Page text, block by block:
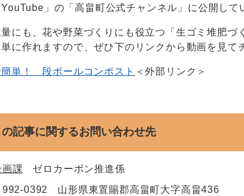
」の「高畠町公式チャンネル」に公開して
にも、花や野菜づくりにも役立つ「生ゴミ堆肥づ
に作れますので、ぜひ下のリンクから動画を見て
簡単！ 段ボールコンポスト ＜外部リンク＞
の記事に関するお問い合わせ先
画課
ゼロカーボン推進係
992-0392
山形県東置賜郡高畠町大字高畠436